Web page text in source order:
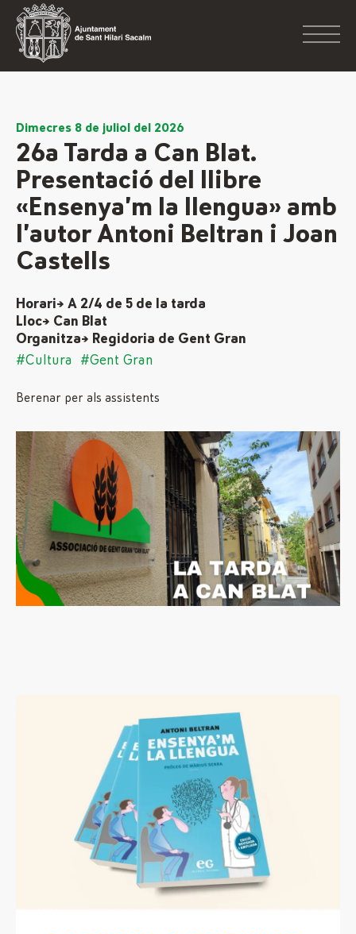
Dimecres 8 de juliol del 2026
26a Tarda a Can Blat.
Presentació del llibre
«Ensenya’m la llengua» amb
l’autor Antoni Beltran i Joan
Castells
Horari→ A 2/4 de 5 de la tarda
Lloc→ Can Blat
Organitza→ Regidoria de Gent Gran
#Cultura
#Gent Gran
Berenar per als assistents